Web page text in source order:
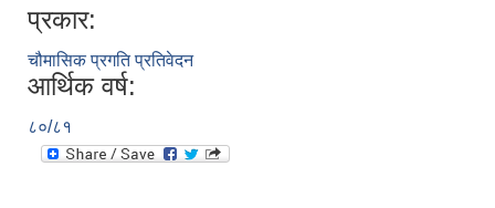
प्रकार:
चौमासिक प्रगति प्रतिवेदन
आर्थिक वर्ष:
८०/८१